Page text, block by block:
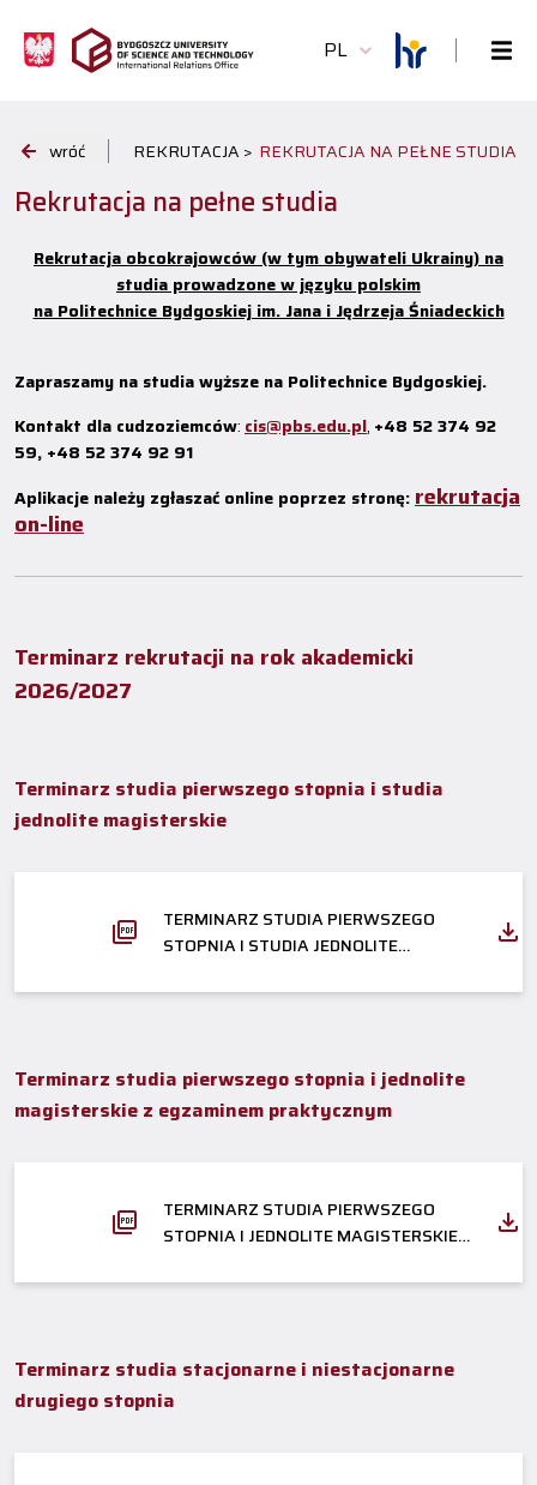
PL
wróć REKRUTACJA > REKRUTACJA NA PEŁNE STUDIA
Rekrutacja na pełne studia
Rekrutacja obcokrajowców (w tym obywateli Ukrainy) na
studia prowadzone w języku polskim
na Politechnice Bydgoskiej im. Jana i Jędrzeja Śniadeckich
Zapraszamy na studia wyższe na Politechnice Bydgoskiej.
Kontakt dla cudzoziemców: cis@pbs.edu.pl, +48 52 374 92
59, +48 52 374 92 91
Aplikacje należy zgłaszać online poprzez stronę:rekrutacja
on-line
Terminarz rekrutacji na rok akademicki
2026/2027
Terminarz studia pierwszego stopnia i studia
jednolite magisterskie
TERMINARZ STUDIA PIERWSZEGO
STOPNIA I STUDIA JEDNOLITE
Terminarz studia pierwszego stopnia i jednolite
magisterskie z egzaminem praktycznym
TERMINARZ STUDIA PIERWSZEGO
STOPNIA I JEDNOLITE MAGISTERSKIE
Terminarz studia stacjonarne i niestacjonarne
drugiego stopnia